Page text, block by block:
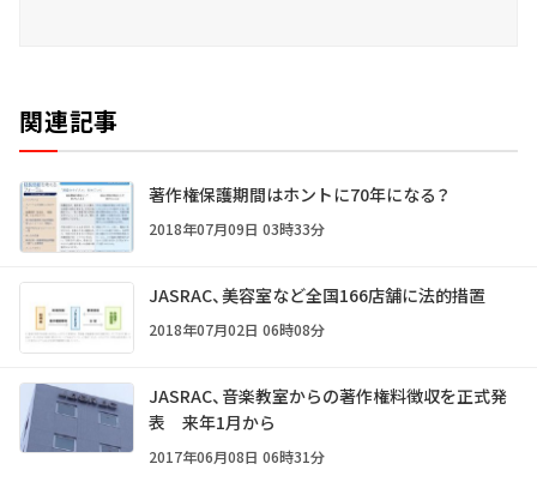
関連記事
著作権保護期間はホントに70年になる？
2018年07月09日 03時33分
JASRAC、美容室など全国166店舗に法的措置
2018年07月02日 06時08分
JASRAC、音楽教室からの著作権料徴収を正式発
表 来年1月から
2017年06月08日 06時31分